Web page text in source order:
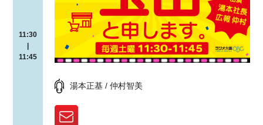
11:30
11:45
湯本正基 / 仲村智美